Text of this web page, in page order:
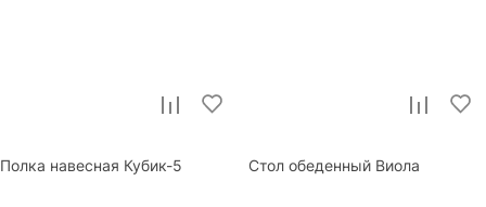
Полка навесная Кубик-5 Стол обеденный Виола